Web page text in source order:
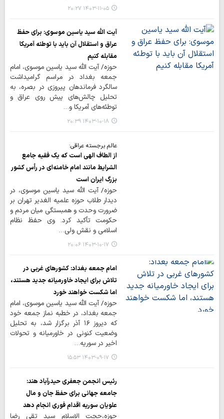
۱۴۰۳-۱۱-۰۵ ۲۰:۲۷
آیت الله سید یاسین موسوی: برای حفظ
عراق و استقلال آن باید با توطئه آمریکا
مقابله کنیم
حوزه/ آیت الله سید یاسین موسوی، امام
جمعه بغداد در مراسم گرامیداشت
سالگرد فرماندهان پیروزی در بصره، به
تحلیل چالش‌های پیش روی عراق و
توطئه‌های آمریکا و…
۱۴۰۳-۱۰-۱۸ ۲۰:۳۹
عالم برجسته عراقی:
از الطاف الهی است که یک فقیه جامع
الشرایط مانند امام خامنه‌ای در رأس کشور
بزرگ ایران است
حوزه/ آیت الله سید یاسین موسوی، در
دیدار طلاب حوزه علمیه الغدیر تهران بر
ضرورت وحدت و همبستگی میان مردم و
حکومت تأکید کرد. وی حفظ نظام
اسلامی و نقش ولی…
۱۴۰۳-۱۰-۱۷ ۲۰:۰۶
امام جمعه بغداد: کشورهای غربی در
تلاش برای ایجاد خاورمیانه جدید هستند،
اما شکست خواهند خورد
حوزه/ آیت ‌الله سید یاسین موسوی، امام
جمعه بغداد، در خطبه نماز جمعه خود
که دیروز ۱۶ آذر برگزار شد، به تحلیل
وضعیت کنونی در خاورمیانه و تحولات
اخیر در سوریه…
۱۴۰۳-۰۹-۱۷ ۱۵:۵۳
رئیس انجمن جعفری حیدرآباد هند:
جامعه جهانی برای حفظ جان و مال
علویان سوریه اقدام فوری انجام دهد
حوزه،حجت الاسلام سید تقی رضا